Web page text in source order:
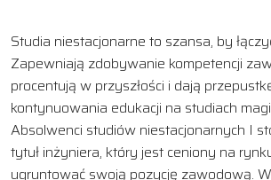
Studia niestacjonarne to szansa, by
Zapewniają zdobywanie kompetencji
procentują w przyszłości i dają
kontynuowania edukacji na studiach
Absolwenci studiów niestacjonarnych I
tytuł inżyniera, który jest ceniony na
ugruntować swoją pozycję zawodową.